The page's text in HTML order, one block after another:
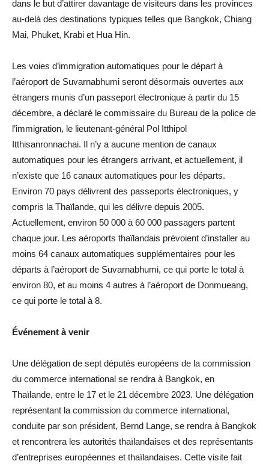
dans le but d’attirer davantage de visiteurs dans les provinces
au-delà des destinations typiques telles que Bangkok, Chiang
Mai, Phuket, Krabi et Hua Hin.
Les voies d’immigration automatiques pour le départ à
l’aéroport de Suvarnabhumi seront désormais ouvertes aux
étrangers munis d’un passeport électronique à partir du 15
décembre, a déclaré le commissaire du Bureau de la police de
l’immigration, le lieutenant-général Pol Itthipol
Itthisanronnachai. Il n’y a aucune mention de canaux
automatiques pour les étrangers arrivant, et actuellement, il
n’existe que 16 canaux automatiques pour les départs.
Environ 70 pays délivrent des passeports électroniques, y
compris la Thaïlande, qui les délivre depuis 2005.
Actuellement, environ 50 000 à 60 000 passagers partent
chaque jour. Les aéroports thaïlandais prévoient d’installer au
moins 64 canaux automatiques supplémentaires pour les
départs à l’aéroport de Suvarnabhumi, ce qui porte le total à
environ 80, et au moins 4 autres à l’aéroport de Donmueang,
ce qui porte le total à 8.
Événement à venir
Une délégation de sept députés européens de la commission
du commerce international se rendra à Bangkok, en
Thaïlande, entre le 17 et le 21 décembre 2023. Une délégation
représentant la commission du commerce international,
conduite par son président, Bernd Lange, se rendra à Bangkok
et rencontrera les autorités thaïlandaises et des représentants
d’entreprises européennes et thaïlandaises. Cette visite fait